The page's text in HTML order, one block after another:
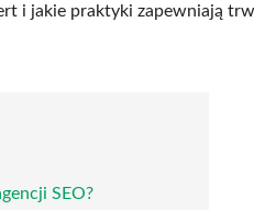
i jakie praktyki zapewniają
SEO?